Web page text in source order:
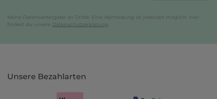
Keine Datenweitergabe an Dritte. Eine Abmeldung ist jederzeit möglich. Hier
findest du unsere Datenschutzerklärung
Unsere Bezahlarten